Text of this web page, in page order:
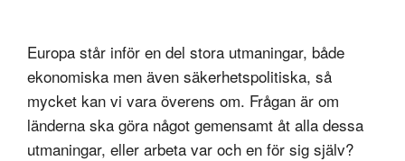
Europa står inför en del stora utmaningar, både
ekonomiska men även säkerhetspolitiska, så
mycket kan vi vara överens om. Frågan är om
länderna ska göra något gemensamt åt alla dessa
utmaningar, eller arbeta var och en för sig själv?